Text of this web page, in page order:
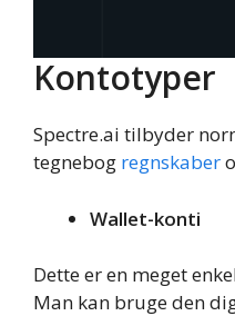
Kontotyper
Spectre.ai tilbyder
tegnebog regnskaber
Wallet-konti
Dette er en meget
Man kan bruge den